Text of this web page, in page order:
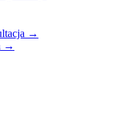
→
→